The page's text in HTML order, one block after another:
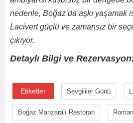
nedenle, Boğaz’da aşkı yaşamak
Lacivert güçlü ve zamansız bir
çıkıyor.
Detaylı Bilgi ve
Etiketler Sevgililer Günü
Boğaz Manzaralı Restoran